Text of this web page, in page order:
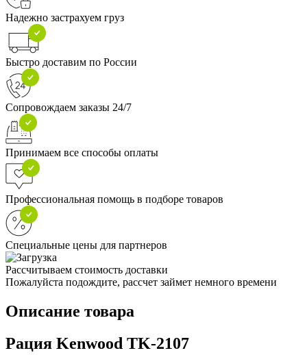
Надежно застрахуем груз
Быстро доставим по России
Сопровождаем заказы 24/7
Принимаем все способы оплаты
Профессиональная помощь в подборе товаров
Специальные цены для партнеров
Рассчитываем стоимость доставки
Пожалуйста подождите, рассчет займет немного времени
Описание товара
Рация Kenwood TK-2107